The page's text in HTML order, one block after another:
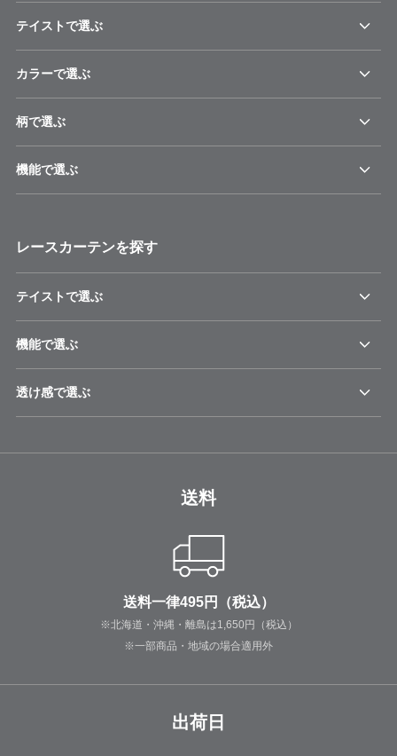
テイストで選ぶ
カラーで選ぶ
柄で選ぶ
機能で選ぶ
レースカーテンを探す
テイストで選ぶ
機能で選ぶ
透け感で選ぶ
送料
送料一律495円（税込）
※北海道・沖縄・離島は1,650円（税込）
※一部商品・地域の場合適用外
出荷日